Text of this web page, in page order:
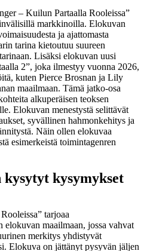
– Kuilun Partaalla Rooleissa”
markkinoilla. Elokuvan
ja ajattomasta
tarina kietoutuu suureen
Lisäksi elokuvan uusi
2”, joka ilmestyy vuonna 2026,
kuten Pierce Brosnan ja Lily
maailmaan. Tämä jatko-osa
alkuperäisen teoksen
Elokuvan menestystä selittävät
syvällinen hahmonkehitys ja
Näin ollen elokuvaa
esimerkeistä toimintagenren
kysytyt kysymykset
tarjoaa
elokuvan maailmaan, jossa vahvat
merkitys yhdistyvät
Elokuva on jättänyt pysyvän jäljen